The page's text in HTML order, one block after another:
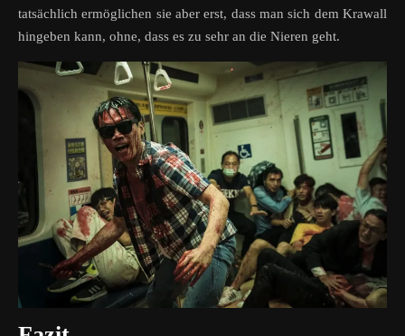
tatsächlich ermöglichen sie aber erst, dass man sich dem Krawall
hingeben kann, ohne, dass es zu sehr an die Nieren geht.